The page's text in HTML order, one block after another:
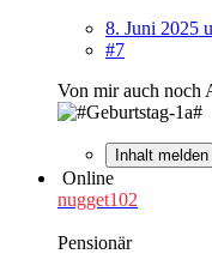
8. Juni 2025
#7
Von mir auch noch
Inhalt melden
Online
nugget102
Pensionär